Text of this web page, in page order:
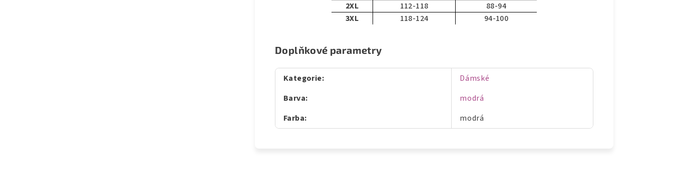
2XL
112-118
88-94
3XL
118-124 94-100
Doplňkové parametry
Kategorie:
Dámské
Barva:
modrá
Farba: modrá